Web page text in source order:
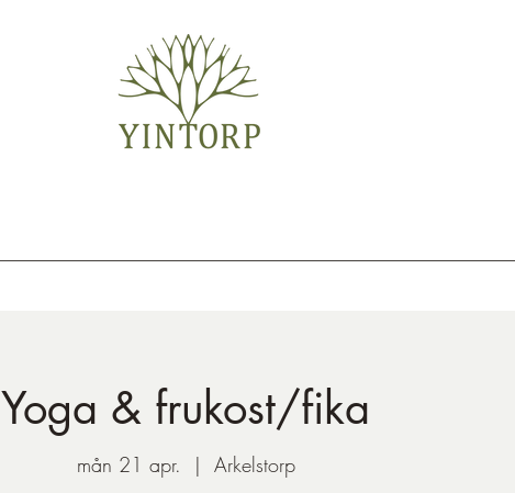
Yoga & frukost/fika
mån 21 apr.
  |
Arkelstorp